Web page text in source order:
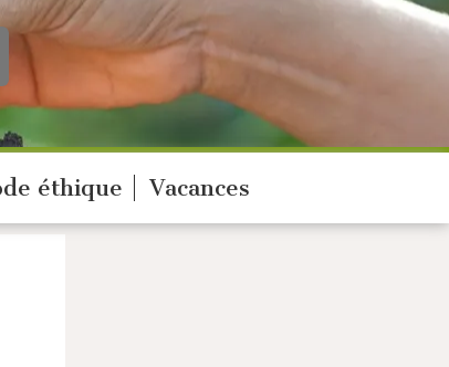
éthique Vacances